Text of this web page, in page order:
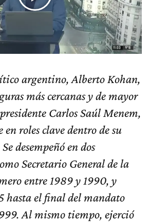
argentino, Alberto Kohan,
más cercanas y de mayor
Carlos Saúl Menem,
en roles clave dentro de su
desempeñó en dos
Secretario General de la
entre 1989 y 1990, y
hasta el final del mandato
Al mismo tiempo, ejerció